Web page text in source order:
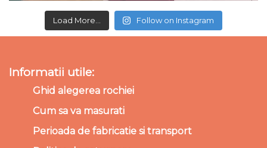
Load More... Follow on Instagram
Informatii utile:
Ghid alegerea rochiei
Cum sa va masurati
Perioada de fabricatie si transport